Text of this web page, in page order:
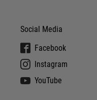
Social Media
Facebook
Instagram
YouTube